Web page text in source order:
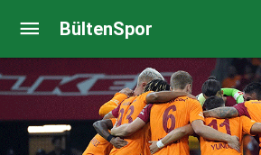
BültenSpor
Derbide tek hedef üç puan